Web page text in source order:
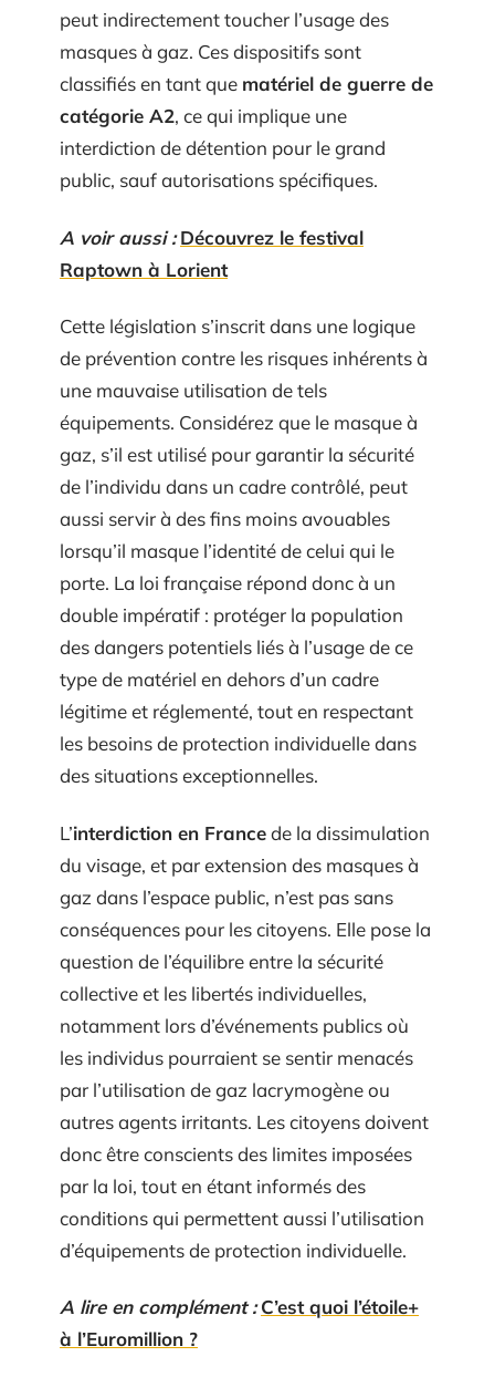
peut indirectement toucher l’usage des
masques à gaz. Ces dispositifs sont
classifiés en tant que matériel de guerre de
catégorie A2, ce qui implique une
interdiction de détention pour le grand
public, sauf autorisations spécifiques.
A voir aussi : Découvrez le festival
Raptown à Lorient
Cette législation s’inscrit dans une logique
de prévention contre les risques inhérents à
une mauvaise utilisation de tels
équipements. Considérez que le masque à
gaz, s’il est utilisé pour garantir la sécurité
de l’individu dans un cadre contrôlé, peut
aussi servir à des fins moins avouables
lorsqu’il masque l’identité de celui qui le
porte. La loi française répond donc à un
double impératif : protéger la population
des dangers potentiels liés à l’usage de ce
type de matériel en dehors d’un cadre
légitime et réglementé, tout en respectant
les besoins de protection individuelle dans
des situations exceptionnelles.
L’interdiction en Francede la dissimulation
du visage, et par extension des masques à
gaz dans l’espace public, n’est pas sans
conséquences pour les citoyens. Elle pose la
question de l’équilibre entre la sécurité
collective et les libertés individuelles,
notamment lors d’événements publics où
les individus pourraient se sentir menacés
par l’utilisation de gaz lacrymogène ou
autres agents irritants. Les citoyens doivent
donc être conscients des limites imposées
par la loi, tout en étant informés des
conditions qui permettent aussi l’utilisation
d’équipements de protection individuelle.
A lire en complément : C’est quoi l’étoile+
à l’Euromillion ?